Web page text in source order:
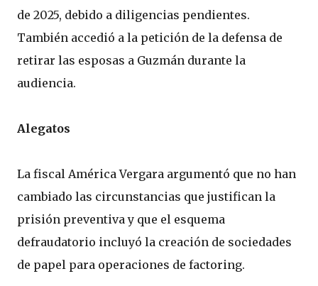
de 2025, debido a diligencias pendientes.
También accedió a la petición de la defensa de
retirar las esposas a Guzmán durante la
audiencia.
Alegatos
La fiscal América Vergara argumentó que no han
cambiado las circunstancias que justifican la
prisión preventiva y que el esquema
defraudatorio incluyó la creación de sociedades
de papel para operaciones de factoring.